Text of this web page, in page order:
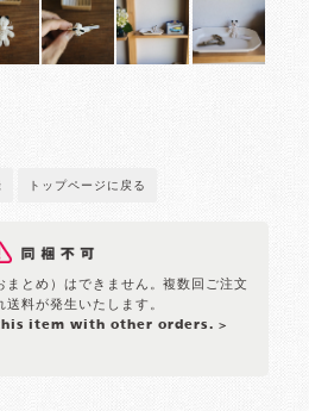
トップページに戻る
まとめ）はできません。複数回ご注文
料が発生いたします。
item with other orders. >